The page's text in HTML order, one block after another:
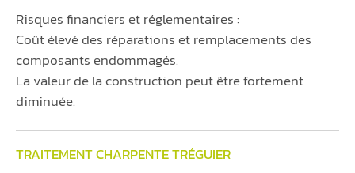
Risques financiers et réglementaires :
Coût élevé des réparations et remplacements des
composants endommagés.
La valeur de la construction peut être fortement
diminuée.
TRAITEMENT CHARPENTE TRÉGUIER